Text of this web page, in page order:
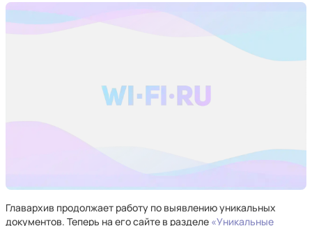
Главархив продолжает работу по выявлению уникальных
документов. Теперь на его сайте в разделе «Уникальные